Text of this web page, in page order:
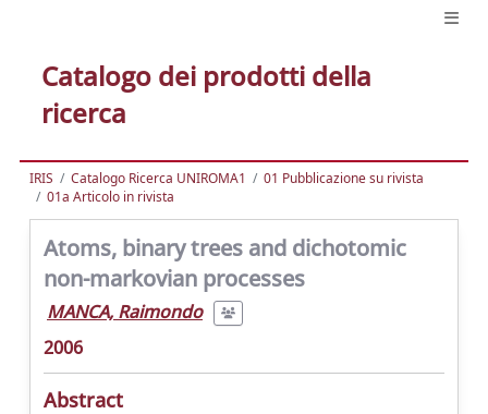
Catalogo dei prodotti della
ricerca
IRIS Catalogo Ricerca UNIROMA1
01 Pubblicazione su rivista
01a Articolo in rivista
Atoms, binary trees and dichotomic
non-markovian processes
MANCA, Raimondo
2006
Abstract